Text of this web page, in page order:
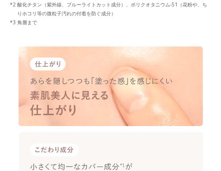
酸化チタン（紫外線、ブルーライトカット成分）、ポリクオタニウム-51（花粉や、ち
りホコリ等の微粒子汚れの付着を防ぐ成分）
角層まで